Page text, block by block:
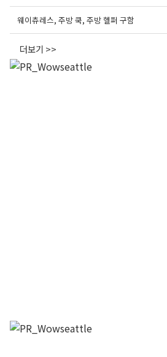
웨이츄레스, 주방 쿡, 주방 헬퍼 구함
더보기 >>